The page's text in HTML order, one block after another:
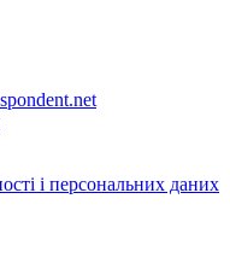
і персональних даних